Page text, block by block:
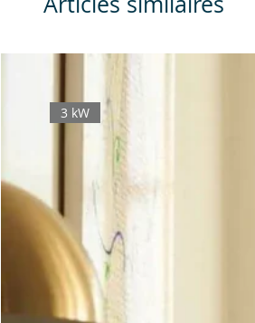
3 kW